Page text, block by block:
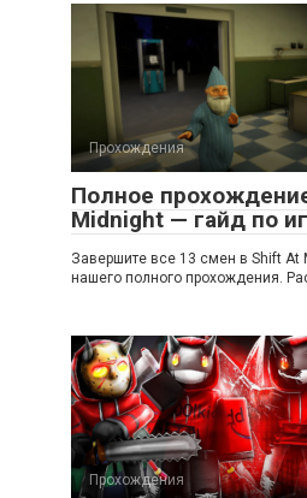
Прохождения
Полное
Midnight — гайд по
Завершите все 13 смен в Shift
нашего полного прохождения.
Прохождения